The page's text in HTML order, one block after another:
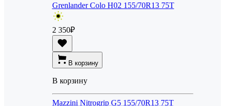
Grenlander Colo H02 155/70R13 75T
2 350₽
В корзину
В корзину
Mazzini Nitrogrip G5 155/70R13 75T